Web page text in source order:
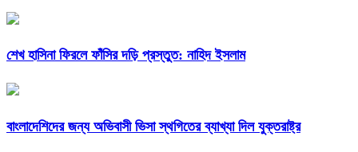
শেখ হাসিনা ফিরলে ফাঁসির দড়ি প্রস্তুত: নাহিদ ইসলাম
বাংলাদেশিদের জন্য অভিবাসী ভিসা স্থগিতের ব্যাখ্যা দিল যুক্তরাষ্ট্র